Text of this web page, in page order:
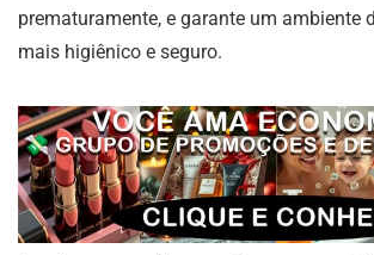
prematuramente, e garante um ambiente
mais higiênico e seguro.